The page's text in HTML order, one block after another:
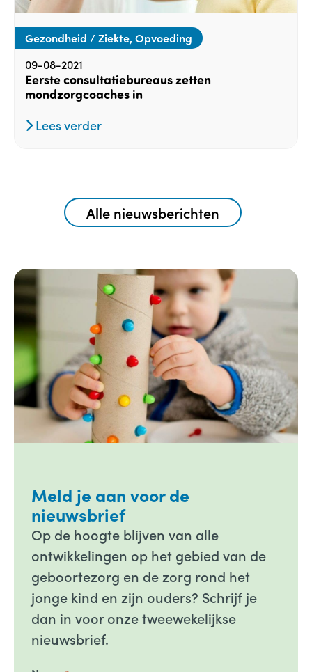
Gezondheid / Ziekte, Opvoeding
09-08-2021
Eerste consultatiebureaus zetten
mondzorgcoaches in
Lees verder
Alle nieuwsberichten
Meld je aan voor de
nieuwsbrief
Op de hoogte blijven van alle
ontwikkelingen op het gebied van de
geboortezorg en de zorg rond het
jonge kind en zijn ouders? Schrijf je
dan in voor onze tweewekelijkse
nieuwsbrief.